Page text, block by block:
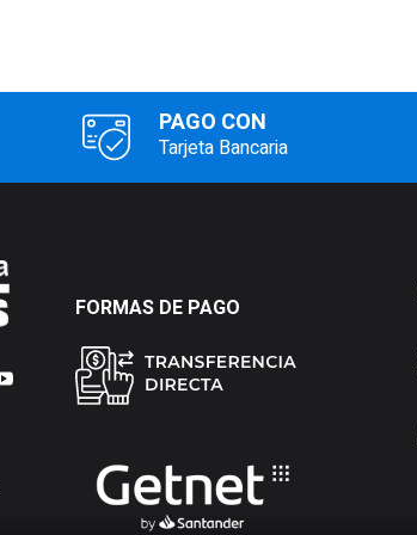
PAGO CON
Tarjeta Bancaria
FORMAS DE PAGO